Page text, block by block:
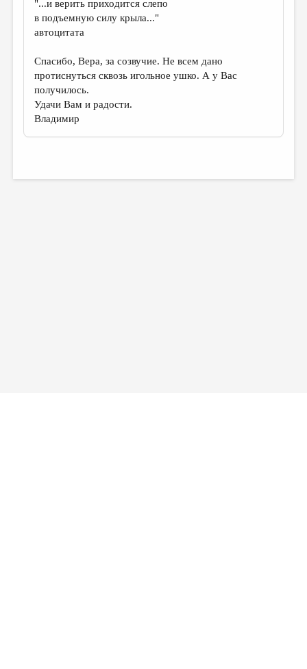
"...и верить приходится слепо
в подъемную силу крыла..."
автоцитата
Спасибо, Вера, за созвучие. Не всем дано
протиснуться сквозь игольное ушко. А у Вас
получилось.
Удачи Вам и радости.
Владимир